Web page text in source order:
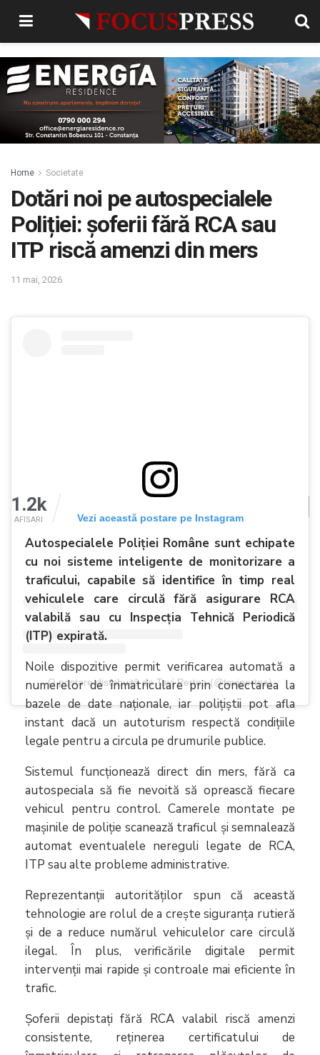
Home Societate
Dotări noi pe autospecialele
Poliției: șoferii fără RCA sau
ITP riscă amenzi din mers
11 mai, 2026
Vezi această postare pe Instagram
O postare distribuită de Tavi Perțea (@tavipertea)
1.2k
AFISARI
Autospecialele Poliției Române sunt echipate
cu noi sisteme inteligente de monitorizare a
traficului, capabile să identifice în timp real
vehiculele care circulă fără asigurare RCA
valabilă sau cu Inspecția Tehnică Periodică
(ITP) expirată.
Noile dispozitive permit verificarea automată a
numerelor de înmatriculare prin conectarea la
bazele de date naționale, iar polițiștii pot afla
instant dacă un autoturism respectă condițiile
legale pentru a circula pe drumurile publice.
Sistemul funcționează direct din mers, fără ca
autospeciala să fie nevoită să oprească fiecare
vehicul pentru control. Camerele montate pe
mașinile de poliție scanează traficul și semnalează
automat eventualele nereguli legate de RCA,
ITP sau alte probleme administrative.
Reprezentanții autorităților spun că această
tehnologie are rolul de a crește siguranța rutieră
și de a reduce numărul vehiculelor care circulă
ilegal. În plus, verificările digitale permit
intervenții mai rapide și controale mai eficiente în
trafic.
Șoferii depistați fără RCA valabil riscă amenzi
consistente, reținerea certificatului de